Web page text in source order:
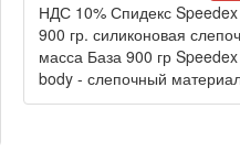
НДС 10% Спидекс
900 гр. силиконовая
масса База 900 гр
body - слепочный